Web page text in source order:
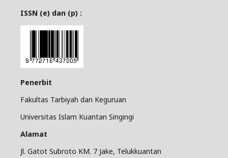
ISSN (e) dan (p) :
Penerbit
Fakultas Tarbiyah dan Keguruan
Universitas Islam Kuantan Singingi
Alamat
Jl. Gatot Subroto KM. 7 Jake, Telukkuantan